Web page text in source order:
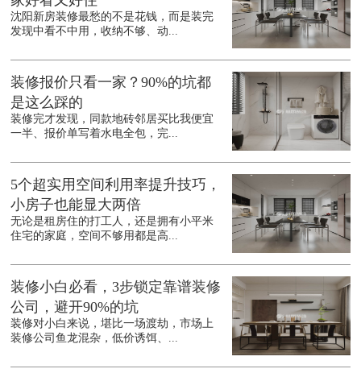
沈阳新房装修最愁的不是花钱，而是装完
发现中看不中用，收纳不够、动...
装修报价只看一家？90%的坑都
是这么踩的
装修完才发现，同款地砖邻居买比我便宜
一半、报价单写着水电全包，完...
5个超实用空间利用率提升技巧，
小房子也能显大两倍
无论是租房住的打工人，还是拥有小平米
住宅的家庭，空间不够用都是高...
装修小白必看，3步锁定靠谱装修
公司，避开90%的坑
装修对小白来说，堪比一场渡劫，市场上
装修公司鱼龙混杂，低价诱饵、...